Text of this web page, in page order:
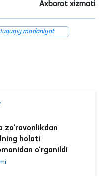
Axborot xizmati
madaniyat
zo‘ravonlikdan
holati
o‘rganildi